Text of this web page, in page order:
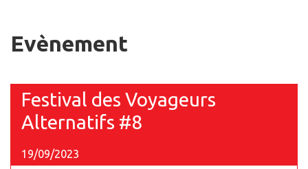
Evènement
Festival des Voyageurs
Alternatifs #8
19/09/2023